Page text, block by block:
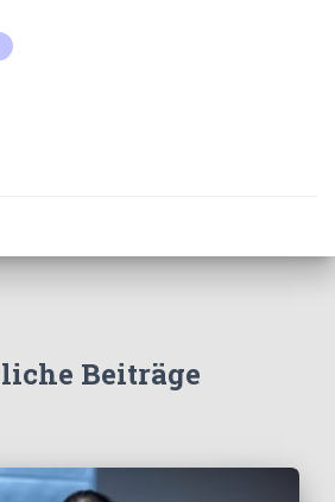
Beiträge